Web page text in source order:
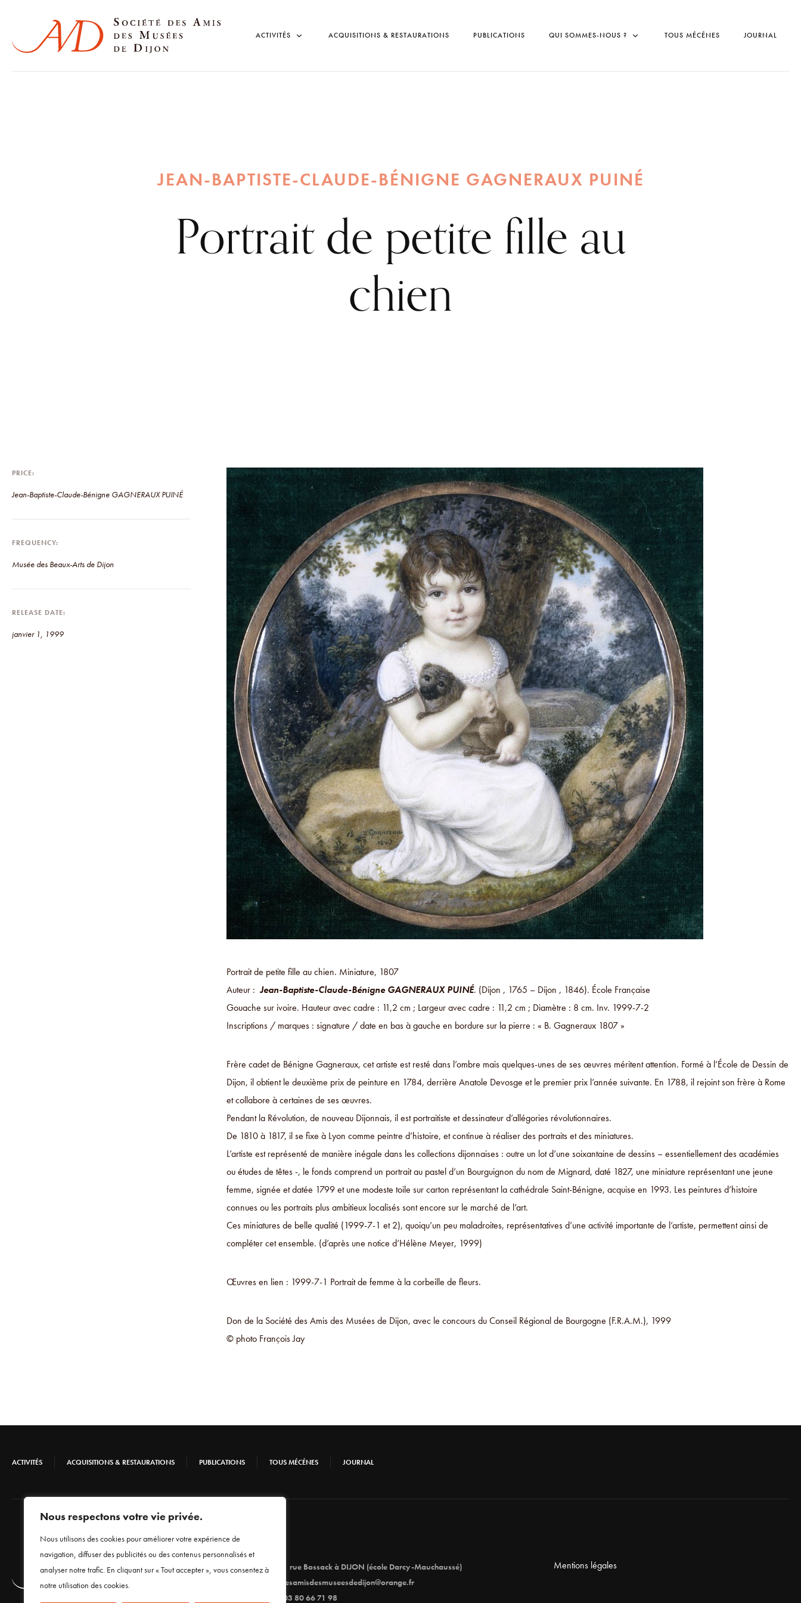
Nous respectons votre vie privée.
Nous utilisons des cookies pour améliorer votre expérience de
navigation, diffuser des publicités ou des contenus personnalisés et
analyser notre trafic. En cliquant sur « Tout accepter », vous consentez à
notre utilisation des cookies.
ACTIVITÉS ACQUISITIONS & RESTAURATIONS PUBLICATIONS QUI SOMMES-NOUS ? TOUS MÉCÉNES JOURNAL
JEAN-BAPTISTE-CLAUDE-BÉNIGNE GAGNERAUX PUINÉ
Portrait de petite fille au
chien
Portrait de petite fille au chien. Miniature, 1807
Auteur :Jean-Baptiste-Claude-Bénigne GAGNERAUX PUINÉ. (Dijon , 1765 – Dijon , 1846). École Française
Gouache sur ivoire. Hauteur avec cadre : 11,2 cm ; Largeur avec cadre : 11,2 cm ; Diamètre : 8 cm. Inv. 1999-7-2
Inscriptions / marques : signature / date en bas à gauche en bordure sur la pierre : « B. Gagneraux 1807 »
Frère cadet de Bénigne Gagneraux, cet artiste est resté dans l’ombre mais quelques-unes de ses œuvres méritent attention. Formé à l’École de Dessin de
Dijon, il obtient le deuxième prix de peinture en 1784, derrière Anatole Devosge et le premier prix l’année suivante. En 1788, il rejoint son frère à Rome
et collabore à certaines de ses œuvres.
Pendant la Révolution, de nouveau Dijonnais, il est portraitiste et dessinateur d’allégories révolutionnaires.
De 1810 à 1817, il se fixe à Lyon comme peintre d’histoire, et continue à réaliser des portraits et des miniatures.
L’artiste est représenté de manière inégale dans les collections dijonnaises : outre un lot d’une soixantaine de dessins – essentiellement des académies
ou études de têtes -, le fonds comprend un portrait au pastel d’un Bourguignon du nom de Mignard, daté 1827, une miniature représentant une jeune
femme, signée et datée 1799 et une modeste toile sur carton représentant la cathédrale Saint-Bénigne, acquise en 1993. Les peintures d’histoire
connues ou les portraits plus ambitieux localisés sont encore sur le marché de l’art.
Ces miniatures de belle qualité (1999-7-1 et 2), quoiqu’un peu maladroites, représentatives d’une activité importante de l’artiste, permettent ainsi de
compléter cet ensemble. (d’après une notice d’Hélène Meyer, 1999)
Œuvres en lien : 1999-7-1 Portrait de femme à la corbeille de fleurs.
Don de la Société des Amis des Musées de Dijon, avec le concours du Conseil Régional de Bourgogne (F.R.A.M.), 1999
© photo François Jay
PRICE
Jean-Baptiste-Claude-Bénigne GAGNERAUX PUINÉ
FREQUENCY
Musée des Beaux-Arts de Dijon
RELEASE DATE
janvier 1, 1999
ACTIVITÉS ACQUISITIONS & RESTAURATIONS PUBLICATIONS TOUS MÉCÉNES JOURNAL
1 rue Bossack à DIJON (école Darcy-Mauchaussé)
lesamisdesmuseesdedijon@orange.fr
03 80 66 71 98
Mentions légales